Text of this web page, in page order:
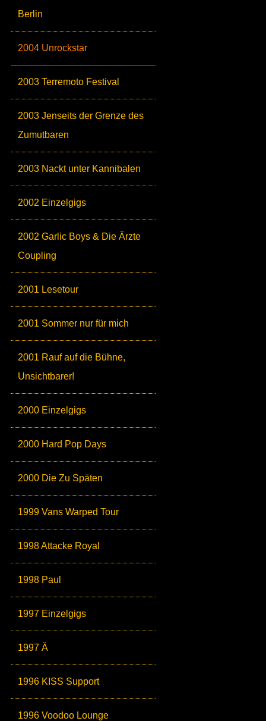
Berlin
2004 Unrockstar
2003 Terremoto Festival
2003 Jenseits der Grenze des
Zumutbaren
2003 Nackt unter Kannibalen
2002 Einzelgigs
2002 Garlic Boys & Die Ärzte
Coupling
2001 Lesetour
2001 Sommer nur für mich
2001 Rauf auf die Bühne,
Unsichtbarer!
2000 Einzelgigs
2000 Hard Pop Days
2000 Die Zu Späten
1999 Vans Warped Tour
1998 Attacke Royal
1998 Paul
1997 Einzelgigs
1997 Ä
1996 KISS Support
1996 Voodoo Lounge